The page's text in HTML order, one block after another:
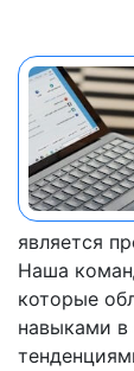
является
Наша
которые
навыками